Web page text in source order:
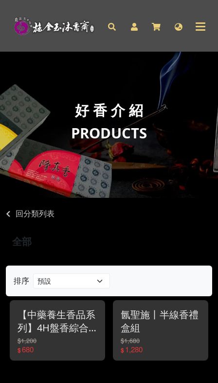
好 香 介 紹
PRODUCTS
回分類列表
排序
【中藥養生香品系
列】4H盤香綜合
版禮盒組*彰化金
好禮金質獎*
$1,200
$680
氤聖施丨半線香禮
盒組
$1,680
$1,280
全部